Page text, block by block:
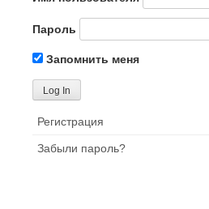
Пароль
Запомнить меня
Регистрация
Забыли пароль?